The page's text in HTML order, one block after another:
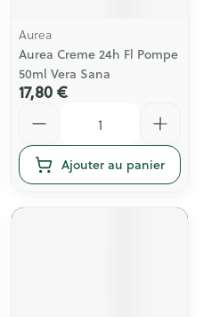
Aurea
Aurea Creme 24h Fl Pompe
50ml Vera Sana
17,80 €
Ajouter au panier